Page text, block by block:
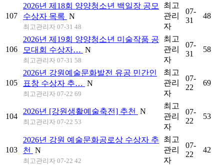
107
2026년 제18회 양양청소년 백일장 공모
수상자 목록 N
최고관리자 07-31 48
최고
관리
자
07-
31
48
106
2026년 제19회 양양청소년 미술작품 공
모대회 수상자… N
최고관리자 07-31 58
최고
관리
자
07-
31
58
105
2026년 강원예술문화발전 유공 민간인
표창 수상자 추… N
최고관리자 07-22 69
최고
관리
자
07-
22
69
104
2026년 [강원생활예술축전] 추천 N
최고관리자 07-22 53
최고
관리
자
07-
22
53
103
2026년 강원 예술문화공로상 수상자 추
천
N
최고관리자 07-22 42
최고
관리
자
07-
22
42